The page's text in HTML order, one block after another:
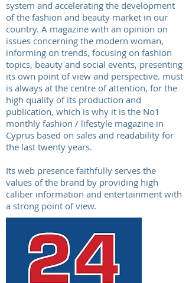
system and accelerating the development
of the fashion and beauty market in our
country. A magazine with an opinion on
issues concerning the modern woman,
informing on trends, focusing on fashion
topics, beauty and social events, presenting
its own point of view and perspective. must
is always at the centre of attention, for the
high quality of its production and
publication, which is why it is the No1
monthly fashion / lifestyle magazine in
Cyprus based on sales and readability for
the last twenty years.
Its web presence faithfully serves the
values ​​of the brand by providing high
caliber information and entertainment with
a strong point of view.